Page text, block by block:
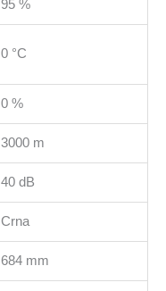
95 %
0 °C
0 %
3000 m
40 dB
Crna
684 mm